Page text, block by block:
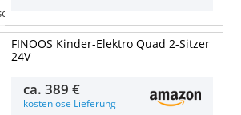
FINOOS Kinder-Elektro Quad 2-Sitzer
24V
ca.389 €
kostenlose Lieferung